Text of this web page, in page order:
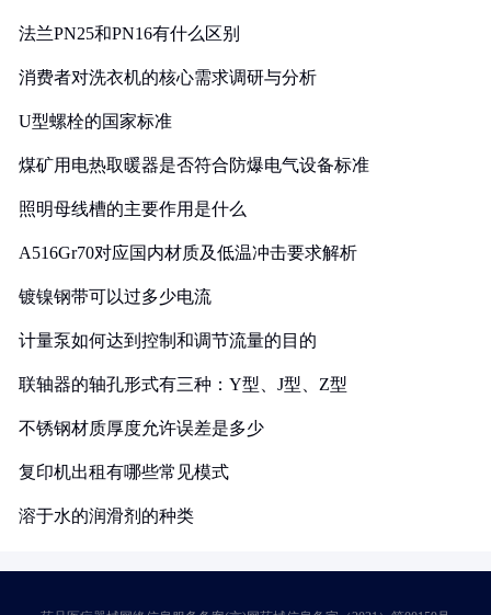
法兰PN25和PN16有什么区别
消费者对洗衣机的核心需求调研与分析
U型螺栓的国家标准
煤矿用电热取暖器是否符合防爆电气设备标准
照明母线槽的主要作用是什么
A516Gr70对应国内材质及低温冲击要求解析
镀镍钢带可以过多少电流
计量泵如何达到控制和调节流量的目的
联轴器的轴孔形式有三种：Y型、J型、Z型
不锈钢材质厚度允许误差是多少
复印机出租有哪些常见模式
溶于水的润滑剂的种类